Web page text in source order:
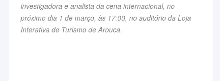
investigadora e analista da cena internacional, no
próximo dia 1 de março, às 17:00, no auditório da Loja
Interativa de Turismo de Arouca.